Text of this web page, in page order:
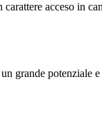
acceso in
grande potenziale